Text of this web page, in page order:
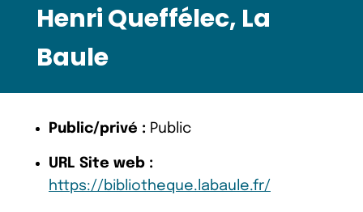
Henri Queffélec, La
Baule
Public/privé : Public
URL Site web :
https://bibliotheque.labaule.fr/